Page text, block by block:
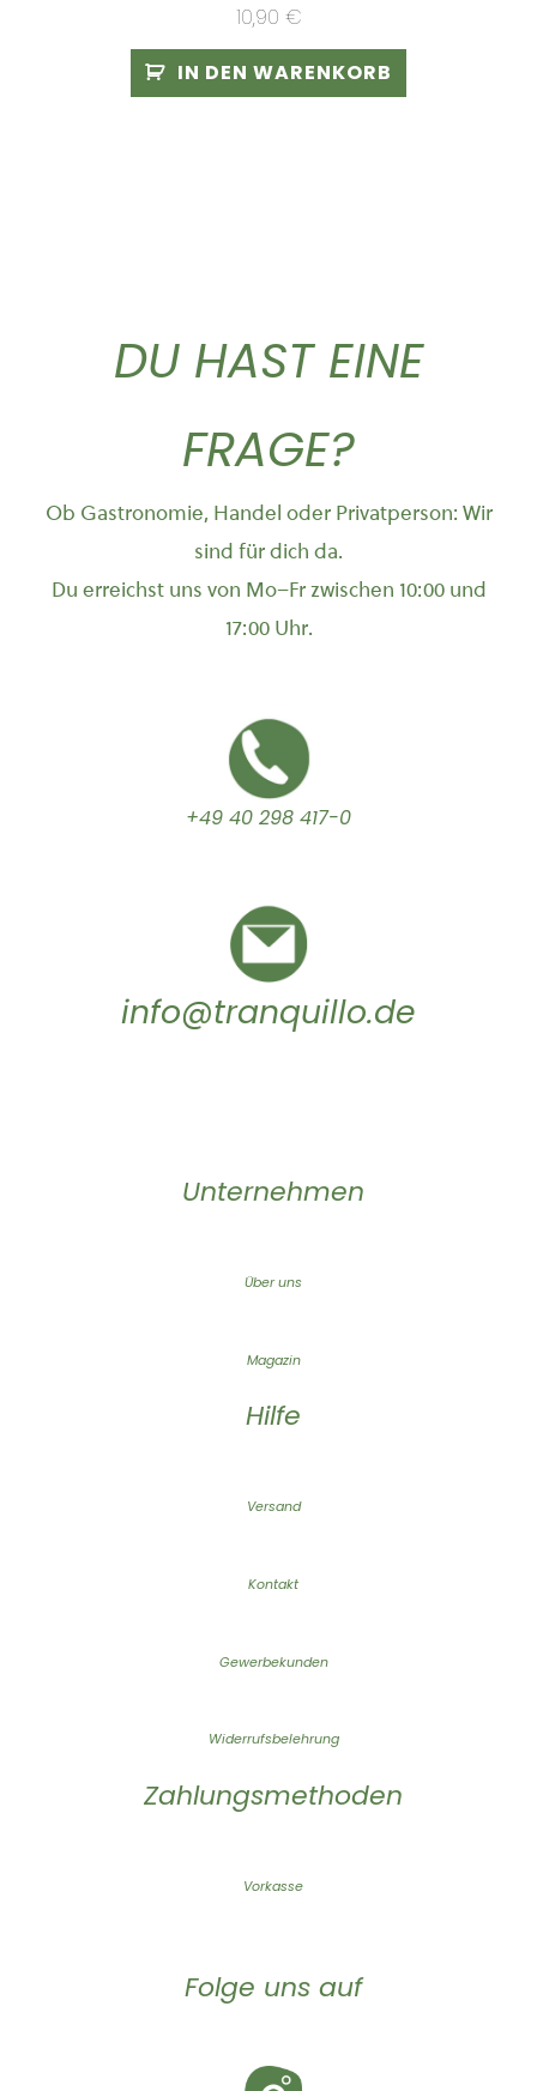
10,90 €
IN DEN WARENKORB
DU HAST EINE
FRAGE?
Ob Gastronomie, Handel oder Privatperson: Wir
sind für dich da.
Du erreichst uns von Mo–Fr zwischen 10:00 und
17:00 Uhr.
+49 40 298 417-0
info@tranquillo.de
Unternehmen
Über uns
Magazin
Hilfe
Versand
Kontakt
Gewerbekunden
Widerrufsbelehrung
Zahlungsmethoden
Vorkasse
Folge uns auf